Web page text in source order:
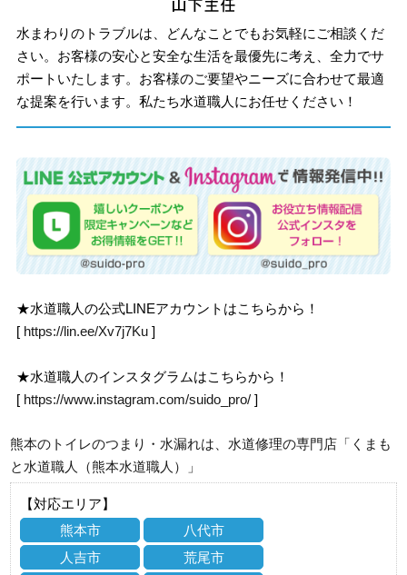
水まわりのトラブルは、どんなことでもお気軽にご相談くだ
さい。お客様の安心と安全な生活を最優先に考え、全力でサ
ポートいたします。お客様のご要望やニーズに合わせて最適
な提案を行います。私たち水道職人にお任せください！
★水道職人の公式LINEアカウントはこちらから！
[ https://lin.ee/Xv7j7Ku ]
★水道職人のインスタグラムはこちらから！
[ https://www.instagram.com/suido_pro/ ]
熊本のトイレのつまり・水漏れは、水道修理の専門店「くまも
と水道職人（熊本水道職人）」
【対応エリア】
熊本市
八代市
人吉市
荒尾市